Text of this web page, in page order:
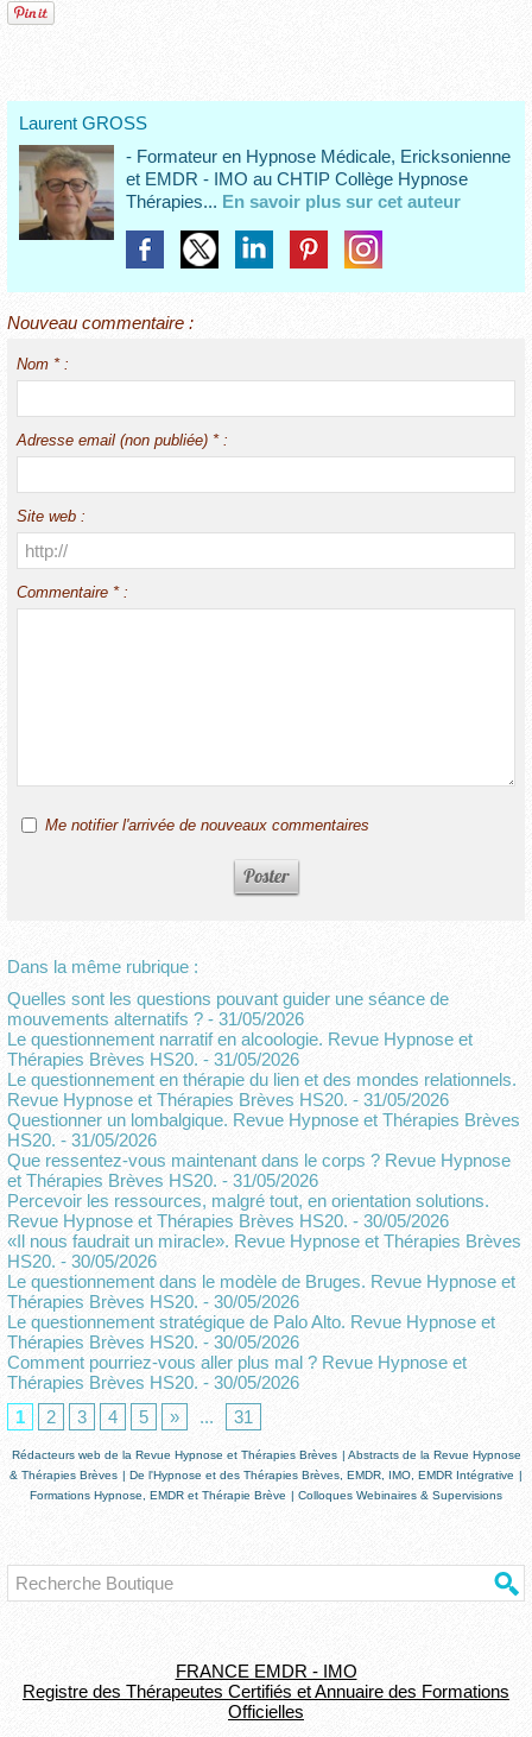
FRANCE EMDR - IMO
Registre des Thérapeutes Certifiés et Annuaire des Formations
Officielles
Laurent GROSS
- Formateur en Hypnose Médicale, Ericksonienne
et EMDR - IMO au CHTIP Collège Hypnose
Thérapies... En savoir plus sur cet auteur
Nouveau commentaire :
Nom * :
Adresse email (non publiée) * :
Site web :
Commentaire * :
Me notifier l'arrivée de nouveaux commentaires
Dans la même rubrique :
Quelles sont les questions pouvant guider une séance de
mouvements alternatifs ? - 31/05/2026
Le questionnement narratif en alcoologie. Revue Hypnose et
Thérapies Brèves HS20. - 31/05/2026
Le questionnement en thérapie du lien et des mondes relationnels.
Revue Hypnose et Thérapies Brèves HS20. - 31/05/2026
Questionner un lombalgique. Revue Hypnose et Thérapies Brèves
HS20. - 31/05/2026
Que ressentez-vous maintenant dans le corps ? Revue Hypnose
et Thérapies Brèves HS20. - 31/05/2026
Percevoir les ressources, malgré tout, en orientation solutions.
Revue Hypnose et Thérapies Brèves HS20. - 30/05/2026
«Il nous faudrait un miracle». Revue Hypnose et Thérapies Brèves
HS20. - 30/05/2026
Le questionnement dans le modèle de Bruges. Revue Hypnose et
Thérapies Brèves HS20. - 30/05/2026
Le questionnement stratégique de Palo Alto. Revue Hypnose et
Thérapies Brèves HS20. - 30/05/2026
Comment pourriez-vous aller plus mal ? Revue Hypnose et
Thérapies Brèves HS20. - 30/05/2026
1
2 3 4 5 » ... 31
Rédacteurs web de la Revue Hypnose et Thérapies Brèves | Abstracts de la Revue Hypnose
& Thérapies Brèves | De l'Hypnose et des Thérapies Brèves, EMDR, IMO, EMDR Intégrative |
Formations Hypnose, EMDR et Thérapie Brève | Colloques Webinaires & Supervisions